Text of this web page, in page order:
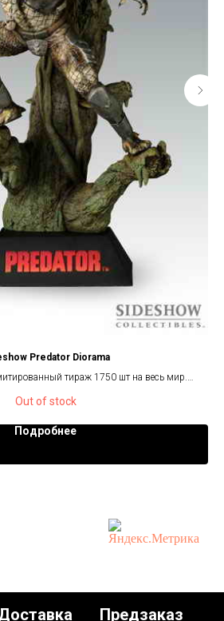
Predator Diorama
тираж 1750 шт на весь мир.
Out of stock
Подробнее
Предзаказ